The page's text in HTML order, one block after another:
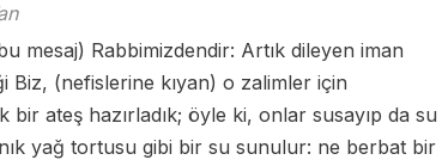
mesaj) Rabbimizdendir: Artık dileyen iman
Biz, (nefislerine kıyan) o zalimler için
ateş hazırladık; öyle ki, onlar susayıp da su
yağ tortusu gibi bir su sunulur: ne berbat bir